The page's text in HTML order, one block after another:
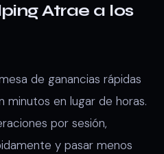
Atrae a los
de ganancias rápidas
en lugar de horas.
por sesión,
y pasar menos